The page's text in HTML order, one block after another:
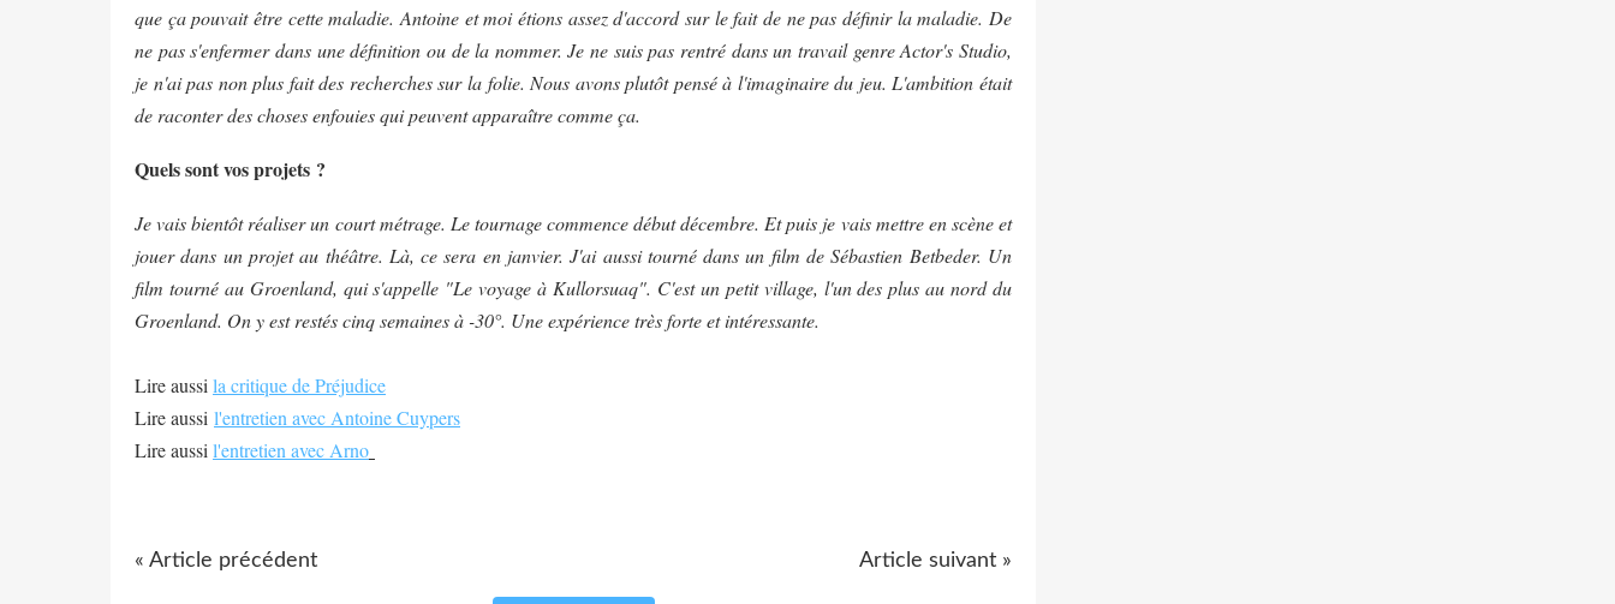
que ça pouvait être cette maladie. Antoine et moi étions assez d'accord sur le fait de ne pas définir la maladie. De
ne pas s'enfermer dans une définition ou de la nommer. Je ne suis pas rentré dans un travail genre Actor's Studio,
je n'ai pas non plus fait des recherches sur la folie. Nous avons plutôt pensé à l'imaginaire du jeu. L'ambition était
de raconter des choses enfouies qui peuvent apparaître comme ça.
Quels sont vos projets ?
Je vais bientôt réaliser un court métrage. Le tournage commence début décembre. Et puis je vais mettre en scène et
jouer dans un projet au théâtre. Là, ce sera en janvier. J'ai aussi tourné dans un film de Sébastien Betbeder. Un
film tourné au Groenland, qui s'appelle "Le voyage à Kullorsuaq". C'est un petit village, l'un des plus au nord du
Groenland. On y est restés cinq semaines à -30°. Une expérience très forte et intéressante.
Lire aussi la critique de Préjudice
Lire aussi l'entretien avec Antoine Cuypers
Lire aussi l'entretien avec Arno
« Article précédent Article suivant »